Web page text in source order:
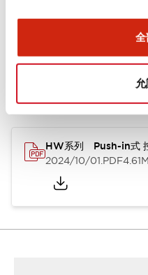
全
HW系列 Push-in式
2024/10/01.PDF